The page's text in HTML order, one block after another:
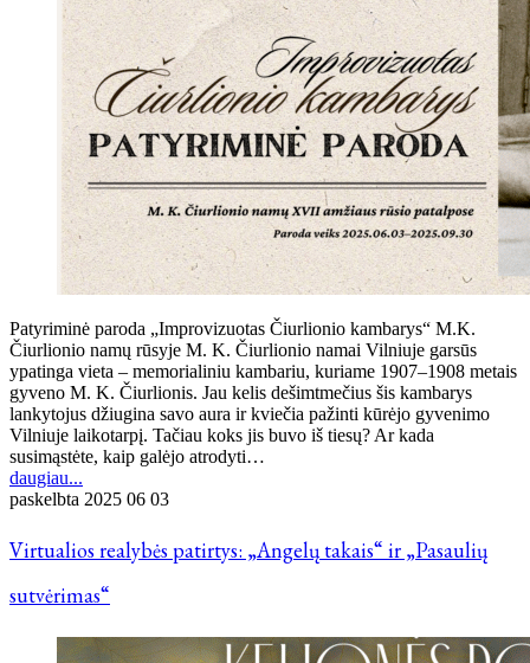
Patyriminė paroda „Improvizuotas Čiurlionio kambarys“ M.K.
Čiurlionio namų rūsyje M. K. Čiurlionio namai Vilniuje garsūs
ypatinga vieta – memorialiniu kambariu, kuriame 1907–1908 metais
gyveno M. K. Čiurlionis. Jau kelis dešimtmečius šis kambarys
lankytojus džiugina savo aura ir kviečia pažinti kūrėjo gyvenimo
Vilniuje laikotarpį. Tačiau koks jis buvo iš tiesų? Ar kada
susimąstėte, kaip galėjo atrodyti…
daugiau...
paskelbta 2025 06 03
Virtualios realybės patirtys: „Angelų takais“ ir „Pasaulių
sutvėrimas“